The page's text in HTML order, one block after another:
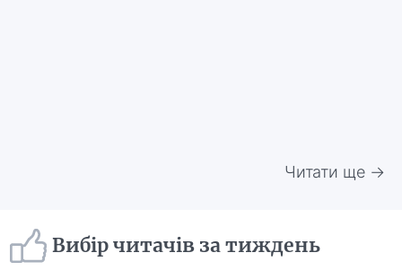
Читати ще →
Вибір читачів за тиждень